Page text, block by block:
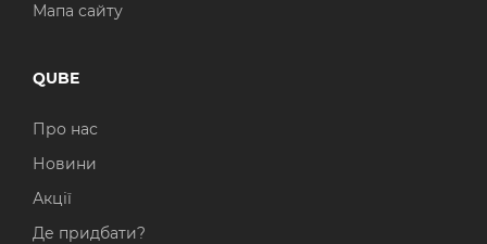
Мапа сайту
QUBE
Про нас
Новини
Акції
Де придбати?